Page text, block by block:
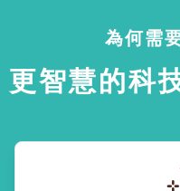
為何需
更智慧的科